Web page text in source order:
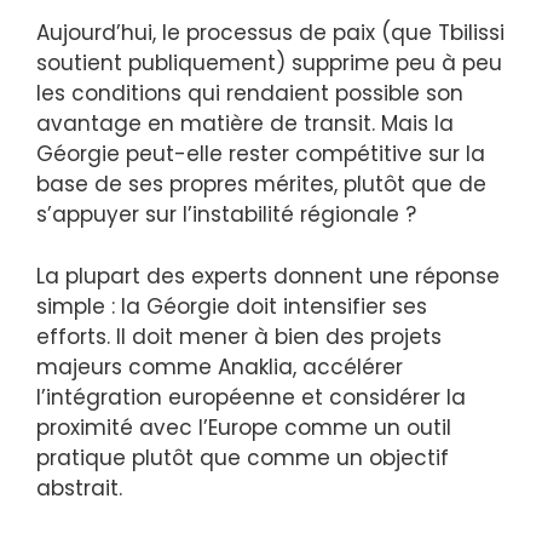
Aujourd’hui, le processus de paix (que Tbilissi
soutient publiquement) supprime peu à peu
les conditions qui rendaient possible son
avantage en matière de transit. Mais la
Géorgie peut-elle rester compétitive sur la
base de ses propres mérites, plutôt que de
s’appuyer sur l’instabilité régionale ?
La plupart des experts donnent une réponse
simple : la Géorgie doit intensifier ses
efforts. Il doit mener à bien des projets
majeurs comme Anaklia, accélérer
l’intégration européenne et considérer la
proximité avec l’Europe comme un outil
pratique plutôt que comme un objectif
abstrait.